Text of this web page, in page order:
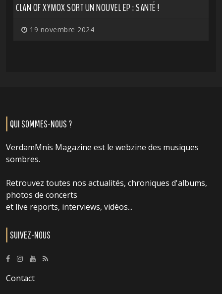
CLAN OF XYMOX SORT UN NOUVEL EP : SANTÉ !
19 novembre 2024
QUI SOMMES-NOUS ?
VerdamMnis Magazine est le webzine des musiques
sombres.
Retrouvez toutes nos actualités, chroniques d'albums,
photos de concerts
et live reports, interviews, vidéos...
SUIVEZ-NOUS
Contact